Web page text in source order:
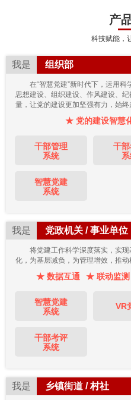
产
科技赋能，
我是 组织部
在“智慧党建”新时代下，运用科
思想建设、组织建设、作风建设、
量，让党的建设更加坚强有力，始终
★ 党的建设智慧
干部管理
系统
干
智慧党建
系统
我是 党政机关 / 事业单位
将党建工作科学深度落实，实
化，为基层减负，为管理增效，推动
★ 数据互通 ★ 联动监测
智慧党建
系统
VR
干部考评
系统
我是 乡镇街道 / 村社